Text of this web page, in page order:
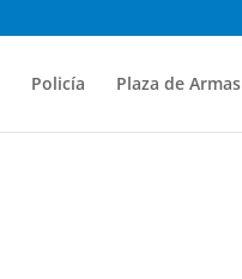
Policía Plaza de Armas